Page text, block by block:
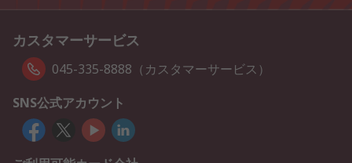
カスタマーサービス
045-335-8888（カスタマーサービス）
SNS公式アカウント